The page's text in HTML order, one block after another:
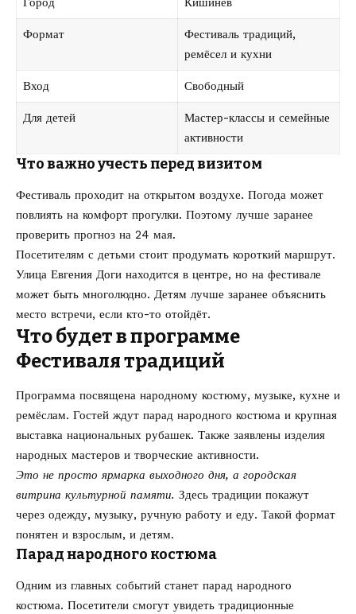
Формат
Фестиваль традиций,
ремёсел и кухни
Вход Свободный
Для детей
Мастер-классы и семейные
активности
Что важно учесть перед визитом
Фестиваль проходит на открытом воздухе. Погода может
повлиять на комфорт прогулки. Поэтому лучше заранее
проверить прогноз на 24 мая.
Посетителям с детьми стоит продумать короткий маршрут.
Улица Евгения Доги находится в центре, но на фестивале
может быть многолюдно. Детям лучше заранее объяснить
место встречи, если кто-то отойдёт.
Что будет в программе
Фестиваля традиций
Программа посвящена народному костюму, музыке, кухне и
ремёслам. Гостей ждут парад народного костюма и крупная
выставка национальных рубашек. Также заявлены изделия
народных мастеров и творческие активности.
Это не просто ярмарка выходного дня, а городская
витрина культурной памяти. Здесь традиции покажут
через одежду, музыку, ручную работу и еду. Такой формат
понятен и взрослым, и детям.
Парад народного костюма
Одним из главных событий станет парад народного
костюма. Посетители смогут увидеть традиционные